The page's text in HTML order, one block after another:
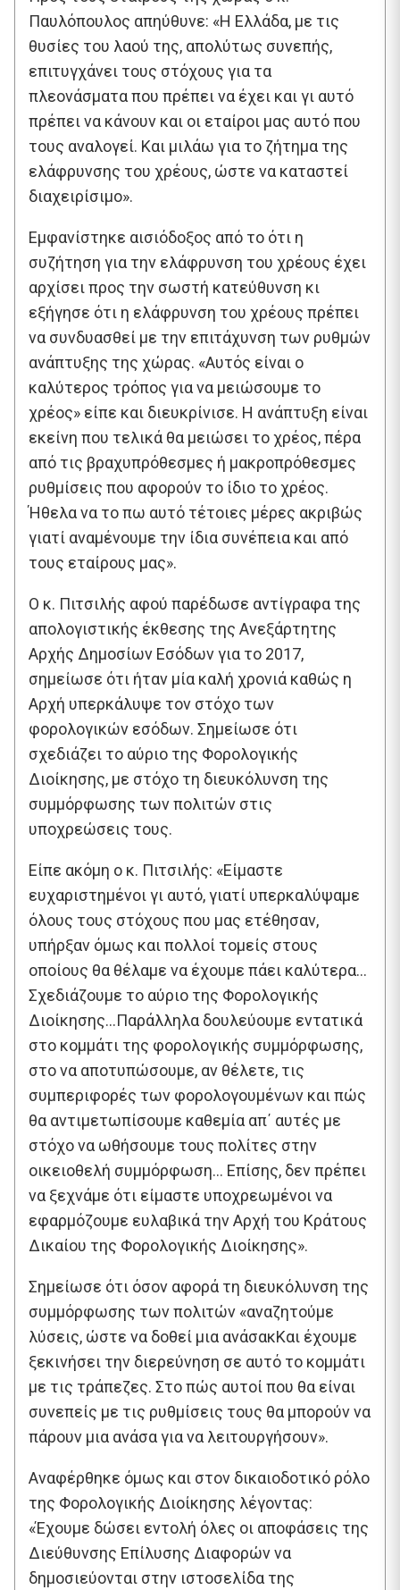
Παυλόπουλος απηύθυνε: «Η Ελλάδα, με τις
θυσίες του λαού της, απολύτως συνεπής,
επιτυγχάνει τους στόχους για τα
πλεονάσματα που πρέπει να έχει και γι αυτό
πρέπει να κάνουν και οι εταίροι μας αυτό που
τους αναλογεί. Και μιλάω για το ζήτημα της
ελάφρυνσης του χρέους, ώστε να καταστεί
διαχειρίσιμο».
Εμφανίστηκε αισιόδοξος από το ότι η
συζήτηση για την ελάφρυνση του χρέους έχει
αρχίσει προς την σωστή κατεύθυνση κι
εξήγησε ότι η ελάφρυνση του χρέους πρέπει
να συνδυασθεί με την επιτάχυνση των ρυθμών
ανάπτυξης της χώρας. «Αυτός είναι ο
καλύτερος τρόπος για να μειώσουμε το
χρέος» είπε και διευκρίνισε. Η ανάπτυξη είναι
εκείνη που τελικά θα μειώσει το χρέος, πέρα
από τις βραχυπρόθεσμες ή μακροπρόθεσμες
ρυθμίσεις που αφορούν το ίδιο το χρέος.
Ήθελα να το πω αυτό τέτοιες μέρες ακριβώς
γιατί αναμένουμε την ίδια συνέπεια και από
τους εταίρους μας».
Ο κ. Πιτσιλής αφού παρέδωσε αντίγραφα της
απολογιστικής έκθεσης της Ανεξάρτητης
Αρχής Δημοσίων Εσόδων για το 2017,
σημείωσε ότι ήταν μία καλή χρονιά καθώς η
Αρχή υπερκάλυψε τον στόχο των
φορολογικών εσόδων. Σημείωσε ότι
σχεδιάζει το αύριο της Φορολογικής
Διοίκησης, με στόχο τη διευκόλυνση της
συμμόρφωσης των πολιτών στις
υποχρεώσεις τους.
Είπε ακόμη ο κ. Πιτσιλής: «Είμαστε
ευχαριστημένοι γι αυτό, γιατί υπερκαλύψαμε
όλους τους στόχους που μας ετέθησαν,
υπήρξαν όμως και πολλοί τομείς στους
οποίους θα θέλαμε να έχουμε πάει καλύτερα…
Σχεδιάζουμε το αύριο της Φορολογικής
Διοίκησης…Παράλληλα δουλεύουμε εντατικά
στο κομμάτι της φορολογικής συμμόρφωσης,
στο να αποτυπώσουμε, αν θέλετε, τις
συμπεριφορές των φορολογουμένων και πώς
θα αντιμετωπίσουμε καθεμία απ΄ αυτές με
στόχο να ωθήσουμε τους πολίτες στην
οικειοθελή συμμόρφωση… Επίσης, δεν πρέπει
να ξεχνάμε ότι είμαστε υποχρεωμένοι να
εφαρμόζουμε ευλαβικά την Αρχή του Κράτους
Δικαίου της Φορολογικής Διοίκησης».
Σημείωσε ότι όσον αφορά τη διευκόλυνση της
συμμόρφωσης των πολιτών «αναζητούμε
λύσεις, ώστε να δοθεί μια ανάσακΚαι έχουμε
ξεκινήσει την διερεύνηση σε αυτό το κομμάτι
με τις τράπεζες. Στο πώς αυτοί που θα είναι
συνεπείς με τις ρυθμίσεις τους θα μπορούν να
πάρουν μια ανάσα για να λειτουργήσουν».
Αναφέρθηκε όμως και στον δικαιοδοτικό ρόλο
της Φορολογικής Διοίκησης λέγοντας:
«Έχουμε δώσει εντολή όλες οι αποφάσεις της
Διεύθυνσης Επίλυσης Διαφορών να
δημοσιεύονται στην ιστοσελίδα της